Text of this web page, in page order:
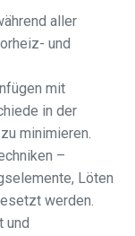
aller
und
mit
in der
minimieren.
–
Löten
werden.
und